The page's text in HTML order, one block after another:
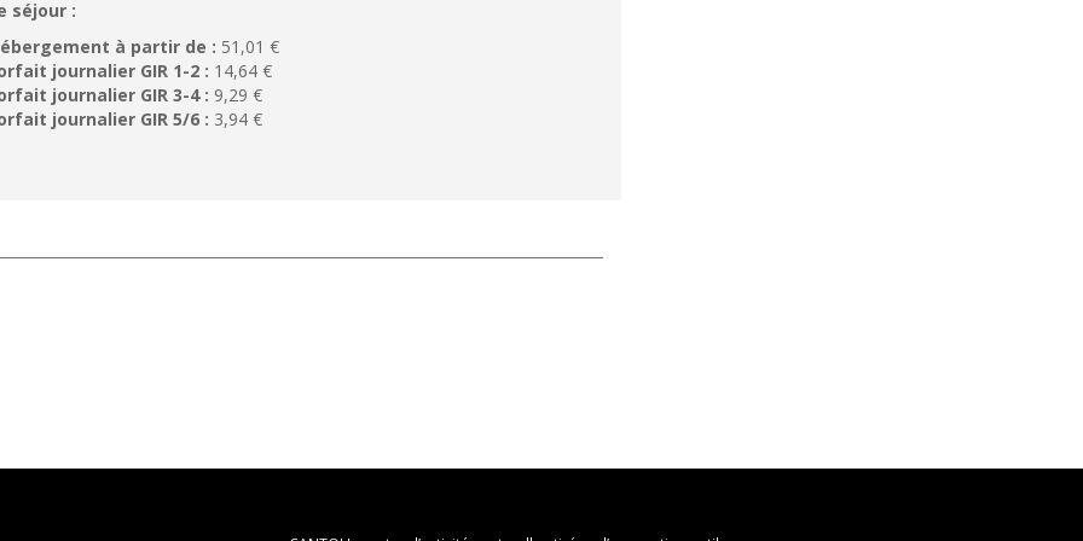
séjour :
à partir de : 51,01 €
journalier GIR 1-2 : 14,64 €
journalier GIR 3-4 : 9,29 €
journalier GIR 5/6 : 3,94 €